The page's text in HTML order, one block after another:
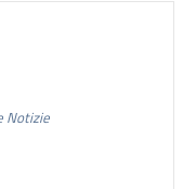
Notizie